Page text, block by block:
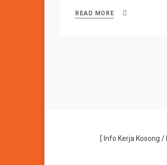
READ MORE
[ Info Kerja Kosong /